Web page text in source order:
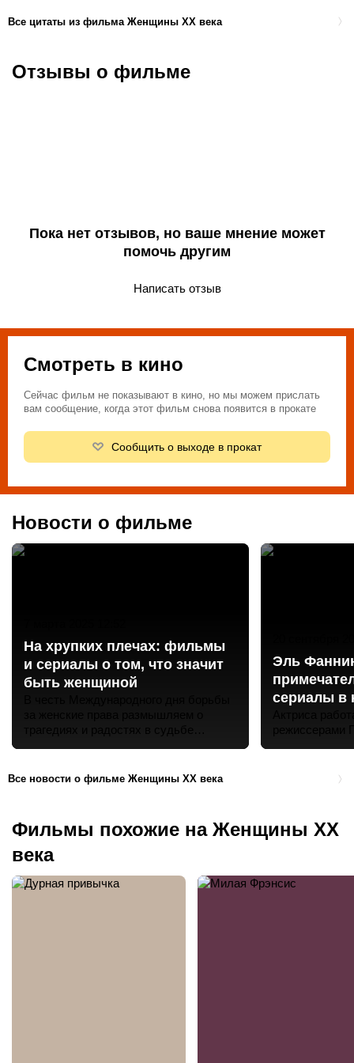
Все цитаты из фильма Женщины ХХ века
Отзывы о фильме
Пока нет отзывов, но ваше мнение может
помочь другим
Написать отзыв
Смотреть в кино
Сейчас фильм не показывают в кино, но мы можем прислать
вам сообщение, когда этот фильм снова появится в прокате
Сообщить о выходе в прокат
Новости о фильме
На хрупких плечах: фильмы
и сериалы о том, что значит
быть женщиной
Эль
сериалы в
Все новости о фильме Женщины ХХ века
Фильмы похожие на Женщины ХХ
века